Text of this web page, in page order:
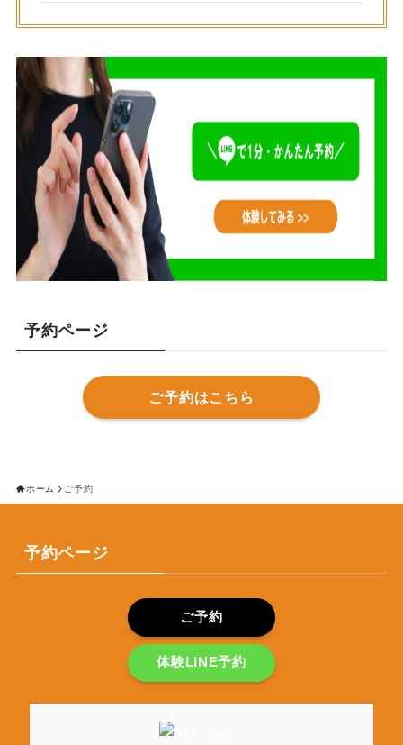
予約ページ
ご予約はこちら
ホーム ご予約
予約ページ
ご予約
体験LINE予約